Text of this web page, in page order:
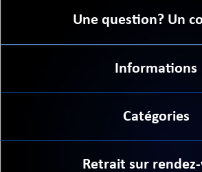
Une question? Un
Informations
Catégories
Retrait sur